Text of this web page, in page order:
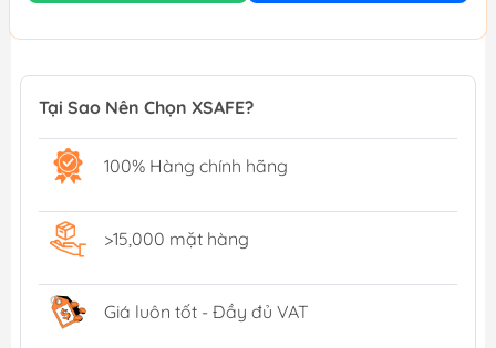
Tại Sao Nên Chọn XSAFE?
100% Hàng chính hãng
>15,000 mặt hàng
Giá luôn tốt - Đầy đủ VAT